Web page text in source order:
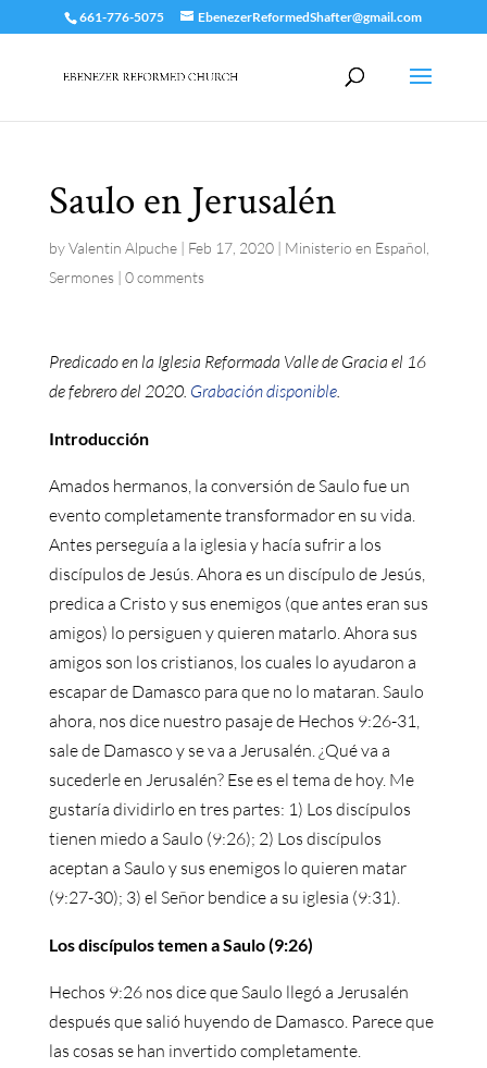
661-776-5075 EbenezerReformedShafter@gmail.com
Saulo en Jerusalén
byValentin Alpuche| Feb 17, 2020| Ministerio en Español
Sermones| 0 comments
Predicado en la Iglesia Reformada Valle de Gracia el 16
de febrero del 2020. Grabación disponible.
Introducción
Amados hermanos, la conversión de Saulo fue un
evento completamente transformador en su vida.
Antes perseguía a la iglesia y hacía sufrir a los
discípulos de Jesús. Ahora es un discípulo de Jesús,
predica a Cristo y sus enemigos (que antes eran sus
amigos) lo persiguen y quieren matarlo. Ahora sus
amigos son los cristianos, los cuales lo ayudaron a
escapar de Damasco para que no lo mataran. Saulo
ahora, nos dice nuestro pasaje de Hechos 9:26-31,
sale de Damasco y se va a Jerusalén. ¿Qué va a
sucederle en Jerusalén? Ese es el tema de hoy. Me
gustaría dividirlo en tres partes: 1) Los discípulos
tienen miedo a Saulo (9:26); 2) Los discípulos
aceptan a Saulo y sus enemigos lo quieren matar
(9:27-30); 3) el Señor bendice a su iglesia (9:31).
Los discípulos temen a Saulo (9:26)
Hechos 9:26 nos dice que Saulo llegó a Jerusalén
después que salió huyendo de Damasco. Parece que
las cosas se han invertido completamente.